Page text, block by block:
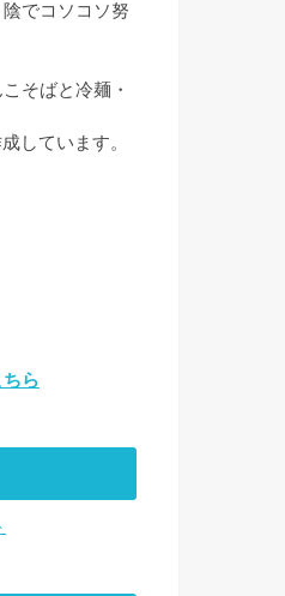
でコソコソ努
そばと冷麺・
しています。
ら